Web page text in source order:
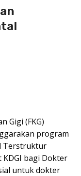
Gigi (FKG)
program
Terstruktur
KDGI bagi Dokter
untuk dokter